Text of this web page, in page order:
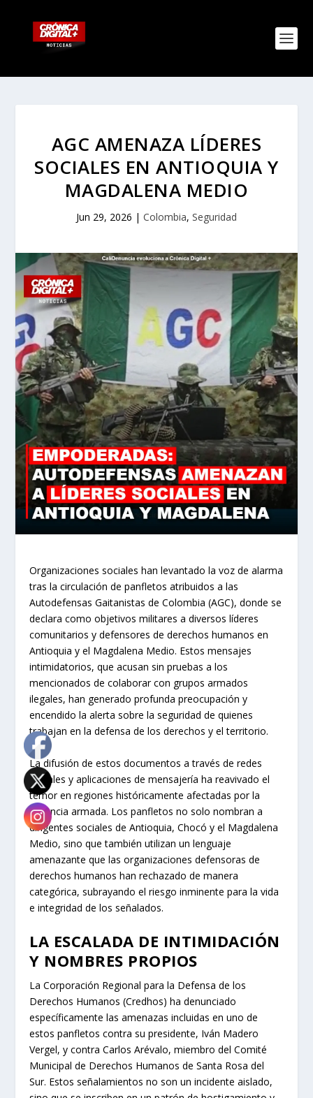
AGC AMENAZA LÍDERES
SOCIALES EN ANTIOQUIA Y
MAGDALENA MEDIO
Jun 29, 2026 | Colombia, Seguridad
Organizaciones sociales han levantado la voz de alarma
tras la circulación de panfletos atribuidos a las
Autodefensas Gaitanistas de Colombia (AGC), donde se
declara como objetivos militares a diversos líderes
comunitarios y defensores de derechos humanos en
Antioquia y el Magdalena Medio. Estos mensajes
intimidatorios, que acusan sin pruebas a los
mencionados de colaborar con grupos armados
ilegales, han generado profunda preocupación y
encendido la alerta sobre la seguridad de quienes
trabajan en la defensa de los derechos y el territorio.
La difusión de estos documentos a través de redes
sociales y aplicaciones de mensajería ha reavivado el
temor en regiones históricamente afectadas por la
violencia armada. Los panfletos no solo nombran a
dirigentes sociales de Antioquia, Chocó y el Magdalena
Medio, sino que también utilizan un lenguaje
amenazante que las organizaciones defensoras de
derechos humanos han rechazado de manera
categórica, subrayando el riesgo inminente para la vida
e integridad de los señalados.
LA ESCALADA DE INTIMIDACIÓN
Y NOMBRES PROPIOS
La Corporación Regional para la Defensa de los
Derechos Humanos (Credhos) ha denunciado
específicamente las amenazas incluidas en uno de
estos panfletos contra su presidente, Iván Madero
Vergel, y contra Carlos Arévalo, miembro del Comité
Municipal de Derechos Humanos de Santa Rosa del
Sur. Estos señalamientos no son un incidente aislado,